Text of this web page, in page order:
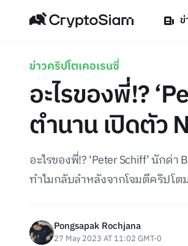
ข่าวคริปโตเคอเรนซี่
อะไรของพี่!?
ตำนาน เปิดตัว
อะไรของพี่!? ‘Peter Schiff’ นักด่
ทำไมกลับลำหลังจากโจมตีคริปโต
Pongsapak Rochjana
27 May 2023 AT 11:02 GMT-0